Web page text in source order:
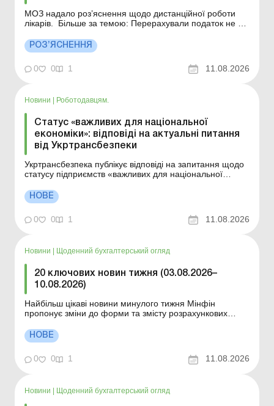
МОЗ надало роз’яснення щодо дистанційної роботи
лікарів. Більше за темою: Перерахували податок не на
працівника зайву суму лікарняних? Розрахунок
лікарняних для сумісників: є новини! Чи можна
отримати дистанційно без відвідування лікаря...
РОЗ’ЯСНЕННЯ
0 0 1 11.08.2026
Новини Роботодавцям.
Статус «важливих для національної
економіки»: відповіді на актуальні питання
від Укртрансбезпеки
Укртрансбезпека публікує відповіді на запитання щодо
статусу підприємств «важливих для національної
обліку та бронювання Бронювання працівників:
покрокові дії Укртрансбезпека оприлюднила відповіді
НОВЕ
0 0 1 11.08.2026
Новини Щоденний бухгалтерський огляд
20 ключових новин тижня (03.08.2026–
10.08.2026)
Найбільш цікаві новини минулого тижня Мінфін
пропонує зміни до форми та змісту розрахункових
практичних ситуацій: лист від 10.07.2026 НБУ
унормовав порядок примусового списання коштів без
нової Об’є...
НОВЕ
0 0 1 11.08.2026
Новини | Щоденний бухгалтерський огляд